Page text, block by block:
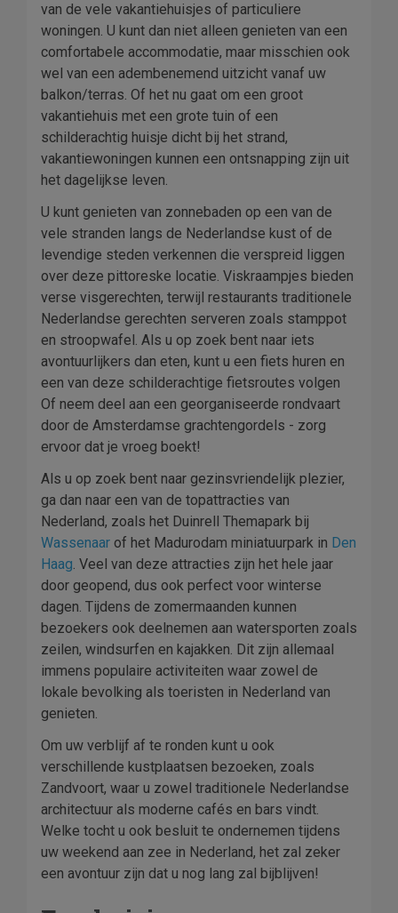
van de vele vakantiehuisjes of particuliere
woningen. U kunt dan niet alleen genieten van een
comfortabele accommodatie, maar misschien ook
wel van een adembenemend uitzicht vanaf uw
balkon/terras. Of het nu gaat om een groot
vakantiehuis met een grote tuin of een
schilderachtig huisje dicht bij het strand,
vakantiewoningen kunnen een ontsnapping zijn uit
het dagelijkse leven.
U kunt genieten van zonnebaden op een van de
vele stranden langs de Nederlandse kust of de
levendige steden verkennen die verspreid liggen
over deze pittoreske locatie. Viskraampjes bieden
verse visgerechten, terwijl restaurants traditionele
Nederlandse gerechten serveren zoals stamppot
en stroopwafel. Als u op zoek bent naar iets
avontuurlijkers dan eten, kunt u een fiets huren en
een van deze schilderachtige fietsroutes volgen
Of neem deel aan een georganiseerde rondvaart
door de Amsterdamse grachtengordels - zorg
ervoor dat je vroeg boekt!
Als u op zoek bent naar gezinsvriendelijk plezier,
ga dan naar een van de topattracties van
Nederland, zoals het Duinrell Themapark bij
Wassenaar of het Madurodam miniatuurpark in Den
Haag. Veel van deze attracties zijn het hele jaar
door geopend, dus ook perfect voor winterse
dagen. Tijdens de zomermaanden kunnen
bezoekers ook deelnemen aan watersporten zoals
zeilen, windsurfen en kajakken. Dit zijn allemaal
immens populaire activiteiten waar zowel de
lokale bevolking als toeristen in Nederland van
genieten.
Om uw verblijf af te ronden kunt u ook
verschillende kustplaatsen bezoeken, zoals
Zandvoort, waar u zowel traditionele Nederlandse
architectuur als moderne cafés en bars vindt.
Welke tocht u ook besluit te ondernemen tijdens
uw weekend aan zee in Nederland, het zal zeker
een avontuur zijn dat u nog lang zal bijblijven!